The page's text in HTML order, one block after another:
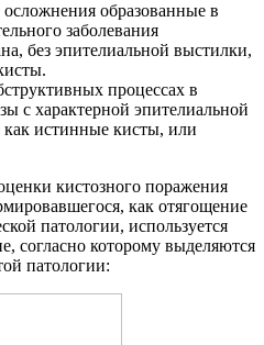
образованные в
заболевания
без эпителиальной выстилки,
процессах в
с характерной эпителиальной
истинные кисты, или
кистозного поражения
как отягощение
патологии, используется
согласно которому выделяются
патологии: